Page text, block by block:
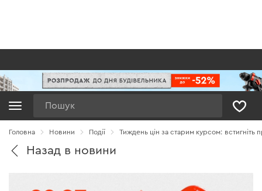
Головна Новини Події Тиждень цін за старим курсом: встигніть
Назад в новини